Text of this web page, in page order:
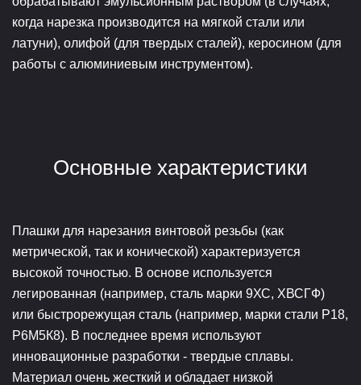
когда нарезка производится на мягкой стали или
латуни), олифой (для твердых сталей), керосином (для
работы с алюминиевым инструментом).
Основные характеристики
Плашки для нарезания винтовой резьбы (как
метрической, так и конической) характеризуется
высокой точностью. В основе используется
легированная (например, сталь марки 9ХС, ХВСГФ)
или быстрорежущая сталь (например, марки стали Р18,
Р6М5К8). В последнее время используют
инновационные разработки - твердые сплавы.
Материал очень жесткий и обладает низкой